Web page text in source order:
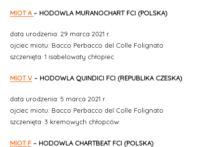
MIOT A– HODOWLA MURANOCHART FCI (POLSKA)
data urodzenia: 29 marca 2021 r.
ojciec miotu: Bacco Perbacco del Colle Folignato
szczenięta: 1 isabelowaty chłopiec
MIOT V – HODOWLA QUINDICI FCI (REPUBLIKA CZESKA)
data urodzenia: 5 marca 2021 r.
ojciec miotu: Bacco Perbacco del Colle Folignato
szczenięta: 3 kremowych chłopców
MIOT F – HODOWLA CHARTBEAT FCI (POLSKA)